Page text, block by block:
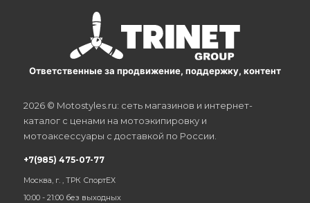
Ответственные за продвижение, поддержку, контент
2026 © Motostyles.ru: сеть магазинов и интернет-
каталог с ценами на мотоэкипировку и
мотоаксессуары с доставкой по России.
+7(985) 475-07-77
Москва, г. , ТРК СпортЕХ
10:00 - 21:00 без выходных